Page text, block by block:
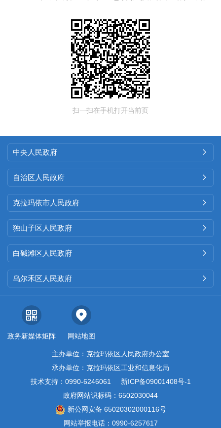
扫一扫在手机打开当前页
中央人民政府 
自治区人民政府 
克拉玛依市人民政府 
独山子区人民政府 
白碱滩区人民政府 
乌尔禾区人民政府 
政务新媒体矩阵 网站地图
主办单位：克拉玛依区人民政府办公室
承办单位：克拉玛依区工业和信息化局
技术支持：0990-6246061
新ICP备09001408号-1
政府网站识标码：6502030044
新公网安备 65020302000116号
网站举报电话：0990-6257617